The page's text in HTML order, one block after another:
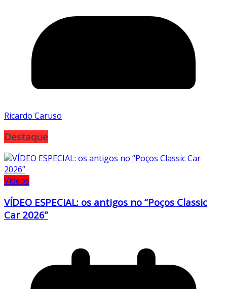
Ricardo Caruso
Destaque
Vídeos
VÍDEO ESPECIAL: os antigos no “Poços Classic
Car 2026”